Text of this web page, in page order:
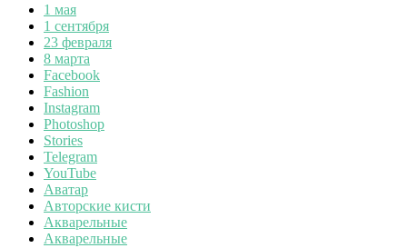
1 мая
1 сентября
23 февраля
8 марта
Facebook
Fashion
Instagram
Photoshop
Stories
Telegram
YouTube
Аватар
Авторские кисти
Акварельные
Акварельные